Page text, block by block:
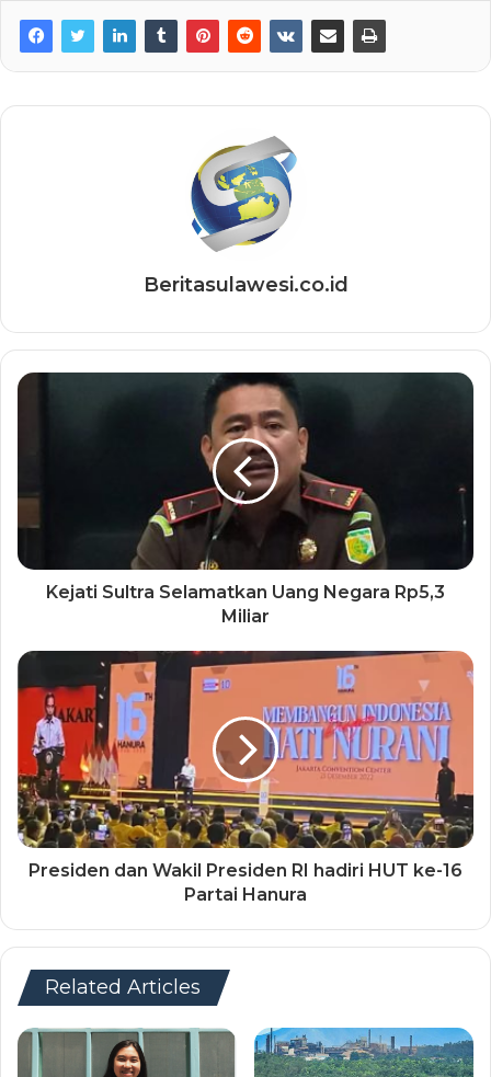
Beritasulawesi.co.id
Kejati Sultra Selamatkan Uang Negara Rp5,3
Miliar
Presiden dan Wakil Presiden RI hadiri HUT ke-16
Partai Hanura
Related Articles